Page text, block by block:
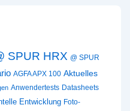
SPUR HRX @ SPUR
AGFA APX 100 Aktuelles
Anwendertests Datasheets
Entwicklung Foto-